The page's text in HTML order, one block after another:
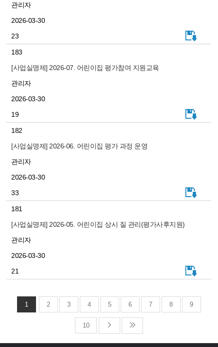
관리자
2026-03-30
23
183
[사업실명제] 2026-07. 어린이집 평가참여 지원교육
관리자
2026-03-30
19
182
[사업실명제] 2026-06. 어린이집 평가 과정 운영
관리자
2026-03-30
33
181
[사업실명제] 2026-05. 어린이집 상시 질 관리(평가사후지원)
관리자
2026-03-30
21
1 2 3 4 5 6 7 8 9
10